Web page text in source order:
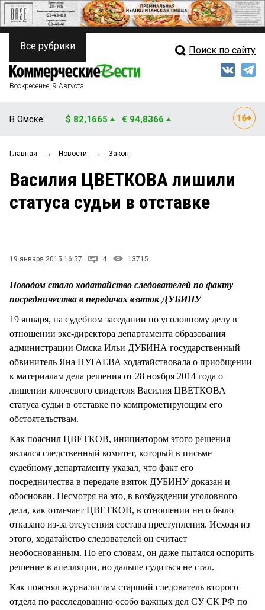
ПОЛИТИКА
ФИНАНСЫ
ОБЩЕСТВО
ЗАКОН
НОВОСТИ КОМПАНИЙ
СТИЛЬ ЖИЗНИ
Свежий выпуск
Рейтинги
Блоги
Все рубрики Поиск по сайту
Воскресенье, 9 Августа
В Омске: $ 82,1665 € 94,8366
Главная → Новости → Закон
Василия ЦВЕТКОВА лишили
статуса судьи в отставке
19 января 2015 16:57 4 13715
Поводом стало ходатайство следователей по факту
посредничества в передачах взяток ДУБИНУ
19 января, на судебном заседании по уголовному делу в
отношении экс-директора департамента образования
администрации Омска Ильи ДУБИНА государственный
обвинитель Яна ПУГАЕВА ходатайствовала о приобщении
к материалам дела решения от 28 ноября 2014 года о
лишении ключевого свидетеля Василия ЦВЕТКОВА
статуса судьи в отставке по компрометирующим его
обстоятельствам.
Как пояснил ЦВЕТКОВ, инициатором этого решения
являлся следственный комитет, который в письме
судебному департаменту указал, что факт его
посредничества в передаче взяток ДУБИНУ доказан и
обоснован. Несмотря на это, в возбуждении уголовного
дела, как отмечает ЦВЕТКОВ, в отношении него было
отказано из-за отсутствия состава преступления. Исходя из
этого, ходатайство следователей он считает
необоснованным. По его словам, он даже пытался оспорить
решение в апелляции, но дальше судиться не стал.
Как пояснял журналистам старший следователь второго
отдела по расследованию особо важных дел СУ СК РФ по